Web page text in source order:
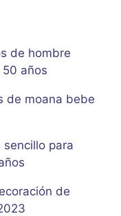
de hombre
años
de moana bebe
sencillo para
de